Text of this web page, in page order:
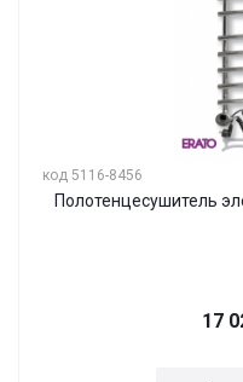
код 5116-8456
Полотенцесушитель
17